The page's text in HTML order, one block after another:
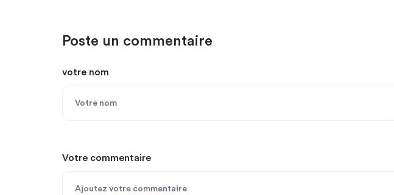
Poste un commentaire
votre nom
Votre commentaire